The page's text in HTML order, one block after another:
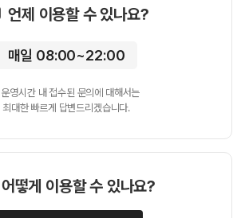
언제 이용할 수 있나요?
매일 08:00~22:00
영시간 내 접수된 문의에 대해서는
최대한 빠르게 답변드리겠습니다.
어떻게 이용할 수 있나요?